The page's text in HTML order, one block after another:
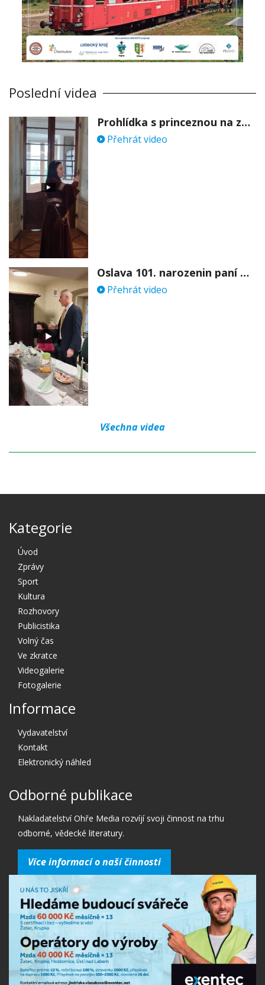
Poslední videa
Prohlídka s princeznou na zámku Stekník
Přehrát video
Oslava 101. narozenin paní Věry Skořepové
Přehrát video
Všechna videa
Kategorie
Úvod
Zprávy
Sport
Kultura
Rozhovory
Publicistika
Volný čas
Ve zkratce
Videogalerie
Fotogalerie
Informace
Vydavatelství
Kontakt
Elektronický náhled
Odborné publikace
Nakladatelství Ohře Media rozvíjí svoji činnost na trhu
odborné, vědecké literatury.
Více informací o naší činnosti